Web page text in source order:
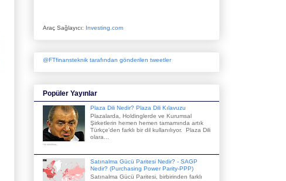
Araç Sağlayıcı: Investing.com
@FTfinansteknik tarafından gönderilen tweetler
Popüler Yayınlar
Plaza Dili Nedir? Plaza Dili Kılavuzu
Plazalarda, Holdinglerde ve Kurumsal
Şirketlerin hemen hemen tamamında artık
Türkçe'den farklı bir dil kullanılıyor. Plaza Dili
olara...
Satınalma Gücü Paritesi Nedir? - SAGP
Nedir? (Purchasing Power Parity-PPP)
Satınalma Gücü Paritesi, birbirinden farklı